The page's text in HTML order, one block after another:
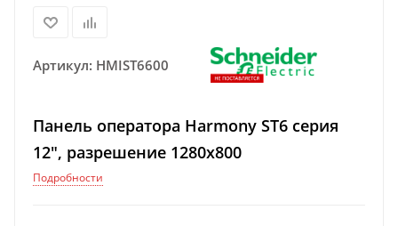
Артикул: HMIST6600
Панель оператора Harmony ST6 серия
12", разрешение 1280x800
Подробности